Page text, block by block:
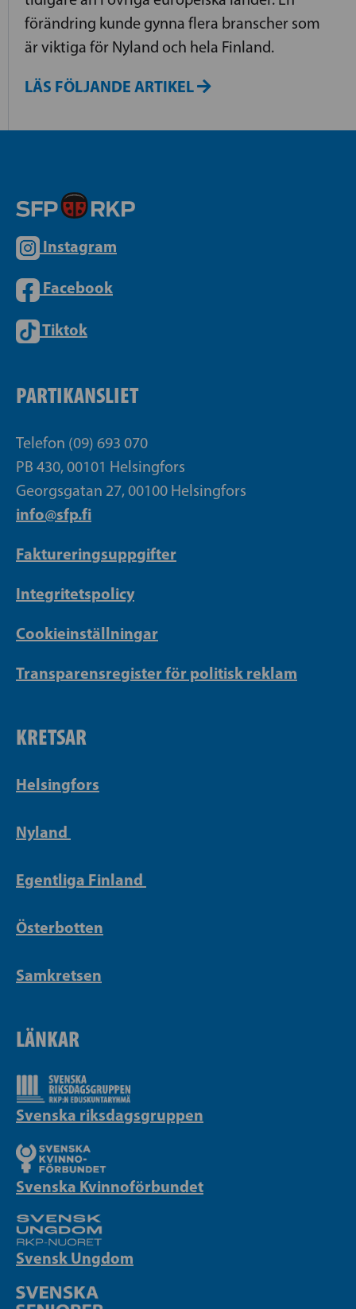
förändring kunde gynna flera branscher som
är viktiga för Nyland och hela Finland.
LÄS FÖLJANDE ARTIKEL
Instagram
Facebook
Tiktok
PARTIKANSLIET
Telefon (09) 693 070
PB 430, 00101 Helsingfors
Georgsgatan 27, 00100 Helsingfors
info@sfp.fi
Faktureringsuppgifter
Integritetspolicy
Cookieinställningar
Transparensregister för politisk reklam
KRETSAR
Helsingfors
Nyland
Egentliga Finland
Österbotten
Samkretsen
LÄNKAR
Svenska riksdagsgruppen
Svenska Kvinnoförbundet
Svensk Ungdom